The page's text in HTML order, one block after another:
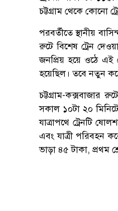
চট্টগ্রাম থেকে কোনো
পরবর্তীতে স্থানীয়
রুটে বিশেষ ট্রেন
জনপ্রিয় হয়ে ওঠে এই
হয়েছিল। তবে নতুন
চট্টগ্রাম-কক্সবাজার
সকাল ১০টা ২০
যাত্রাপথে ট্রেনটি
এবং যাত্রী পরিবহন
ভাড়া ৪৫ টাকা, প্রথম